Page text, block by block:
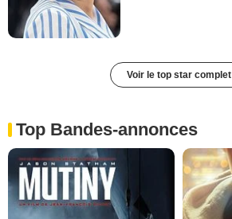
Voir le top star complet
Top Bandes-annonces